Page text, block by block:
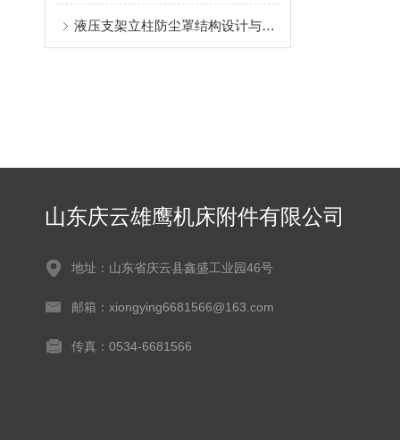
液压支架立柱防尘罩结构设计与密封防护原理
山东庆云雄鹰机床附件有限公司
地址：山东省庆云县鑫盛工业园46号
邮箱：xiongying6681566@163.com
传真：0534-6681566